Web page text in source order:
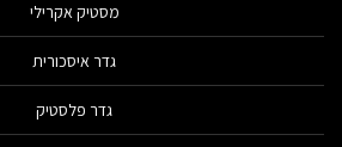
מסטיק אקרילי
גדר איסכורית
גדר פלסטיק